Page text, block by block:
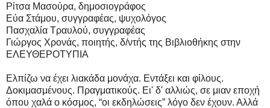
Ρίτσα Μασούρα, δημοσιογράφος
Εύα Στάμου, συγγραφέας, ψυχολόγος
Πασχαλία Τραυλού, συγγραφέας
Γιώργος Χρονάς, ποιητής, δ/ντής της Βιβλιοθήκης στην
ΕΛΕΥΘΕΡΟΤΥΠΙΑ
Ελπίζω να έχει λιακάδα μονάχα. Εντάξει και φίλους.
Δοκιμασμένους. Πραγματικούς. Ει' δ' αλλιώς, σε μιαν εποχή
όπου χαλά ο κόσμος, “οι εκδηλώσεις” λόγο δεν έχουν. Αλλά